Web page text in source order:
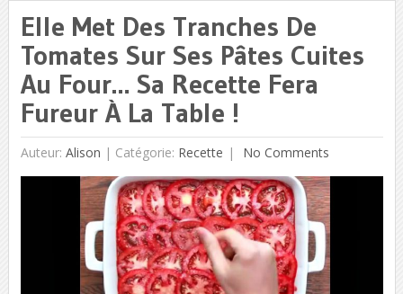
Elle Met Des Tranches De
Tomates Sur Ses Pâtes Cuites
Au Four… Sa Recette Fera
Fureur À La Table !
Auteur: Alison | Catégorie: Recette No Comments